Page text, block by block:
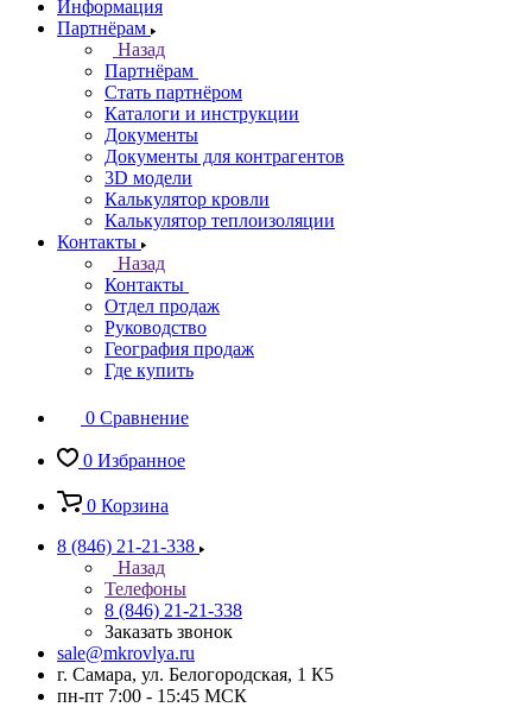
Информация
Партнёрам
Назад
Партнёрам
Стать партнёром
Каталоги и инструкции
Документы
Документы для контрагентов
3D модели
Калькулятор кровли
Калькулятор теплоизоляции
Контакты
Назад
Контакты
Отдел продаж
Руководство
География продаж
Где купить
0 Сравнение
0 Избранное
0 Корзина
8 (846) 21-21-338
Назад
Телефоны
8 (846) 21-21-338
Заказать звонок
sale@mkrovlya.ru
г. Самара, ул. Белогородская, 1 К5
пн-пт 7:00 - 15:45 МСК